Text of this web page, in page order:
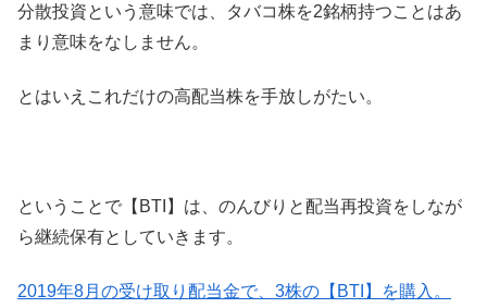
分散投資という意味では、タバコ株を2銘柄持つことはあ
まり意味をなしません。
とはいえこれだけの高配当株を手放しがたい。
ということで【BTI】は、のんびりと配当再投資をしなが
ら継続保有としていきます。
2019年8月の受け取り配当金で、3株の【BTI】を購入。